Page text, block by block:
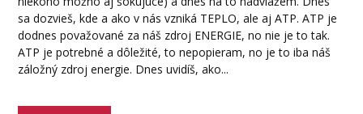
sa dozvieš, kde a ako v nás vzniká TEPLO, ale aj ATP. ATP je
dodnes považované za náš zdroj ENERGIE, no nie je to tak.
ATP je potrebné a dôležité, to nepopieram, no je to iba náš
záložný zdroj energie. Dnes uvidíš, ako...